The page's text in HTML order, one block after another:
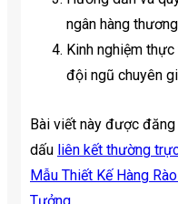
ngân hàng
Kinh nghiệm
đội ngũ chuyên
Bài viết này được
dấu liên kết thường
Mẫu Thiết Kế Hàng